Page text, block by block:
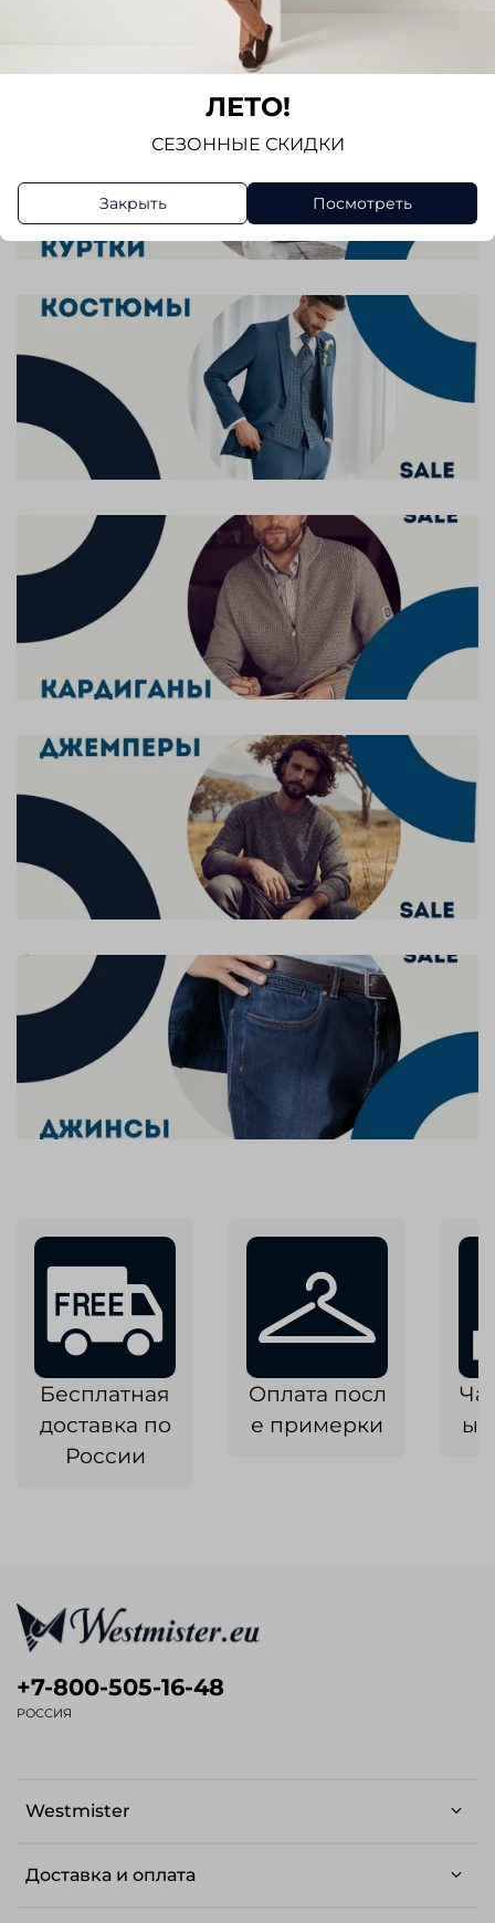
Бесплатная
доставка по
России
Оплата посл
е примерки
Westmister
Доставка и оплата
+7-800-505-16-48
РОССИЯ
ЛЕТО!
СЕЗОННЫЕ СКИДКИ
Закрыть Посмотреть